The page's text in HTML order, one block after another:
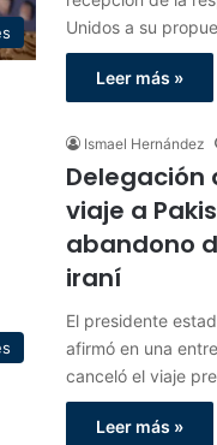
Unidos a su
Leer más »
Ismael Hernández
Delegación
viaje a
abandono
iraní
El presidente
afirmó en una
canceló el viaje
Leer más »